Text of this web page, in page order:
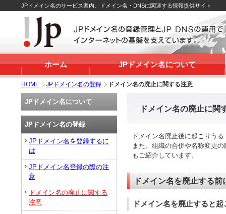
JPドメイン名のサービス案内、ドメイン名・DNSに関連する情報提供サイト
ホーム JPドメイン名について
HOME JPドメイン名の登録 ドメイン名の廃止に関する注意
ドメイン名の廃止に関
ドメイン名廃止後に起こりう
また、組織の合併や名称変更
もご紹介しています。
ドメイン名を廃止する前
ドメイン名を廃止すると
JPドメイン名について
JPドメイン名の登録
JPドメイン名を登録するに
は
JPドメイン名登録の際の注
意
ドメイン名の廃止に関する
注意